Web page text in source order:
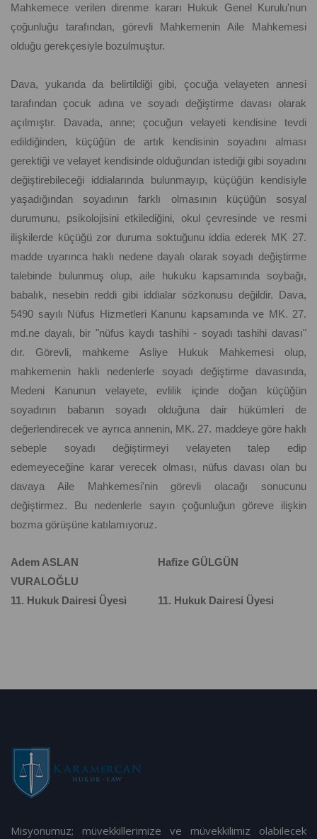
Mahkemece verilen direnme kararı Hukuk Genel Kurulu'nun
çoğunluğu tarafından, görevli Mahkemenin Aile Mahkemesi
olduğu gerekçesiyle bozulmuştur.
Dava, yukarıda da belirtildiği gibi, çocuğa velayeten annesi
tarafından çocuk adına ve soyadı değiştirme davası olarak
açılmıştır. Davada, anne; çocuğun velayeti kendisine tevdi
edildiğinden, küçüğün de artık kendisinin soyadını alması
gerektiği ve velayet kendisinde olduğundan istediği gibi soyadını
değiştirebileceği iddialarında bulunmayıp, küçüğün kendisiyle
yaşadığından soyadının farklı olmasının küçüğün sosyal
durumunu, psikolojisini etkilediğini, okul çevresinde ve resmi
ilişkilerde küçüğü zor duruma soktuğunu iddia ederek MK 27.
madde uyarınca haklı nedene dayalı olarak soyadı değiştirme
talebinde bulunmuş olup, aile hukuku kapsamında soybağı,
babalık, nesebin reddi gibi iddialar sözkonusu değildir. Dava,
5490 sayılı Nüfus Hizmetleri Kanunu kapsamında ve MK. 27.
md.ne dayalı, bir "nüfus kaydı tashihi - soyadı tashihi davası"
dır. Görevli, mahkeme Asliye Hukuk Mahkemesi olup,
mahkemenin haklı nedenlerle soyadı değiştirme davasında,
Medeni Kanunun velayete, evlilik içinde doğan küçüğün
soyadının babanın soyadı olduğuna dair hükümleri de
değerlendirecek ve ayrıca annenin, MK. 27. maddeye göre haklı
sebeple soyadı değiştirmeyi velayeten talep edip
edemeyeceğine karar verecek olması, nüfus davası olan bu
davaya Aile Mahkemesi'nin görevli olacağı sonucunu
değiştirmez. Bu nedenlerle sayın çoğunluğun göreve ilişkin
bozma görüşüne katılamıyoruz.
Adem ASLAN Hafize GÜLGÜN
VURALOĞLU
11. Hukuk Dairesi Üyesi 11. Hukuk Dairesi Üyesi
Misyonumuz; müvekkillerimize ve müvekkilimiz olabilecek